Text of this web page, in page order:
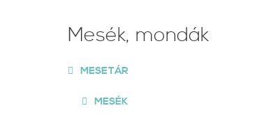
Mesék, mondák
MESETÁR
MESÉK